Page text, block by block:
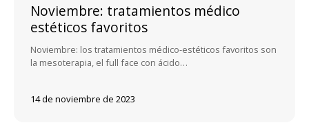
Noviembre: tratamientos médico
estéticos favoritos
Noviembre: los tratamientos médico-estéticos favoritos son
la mesoterapia, el full face con ácido…
14 de noviembre de 2023